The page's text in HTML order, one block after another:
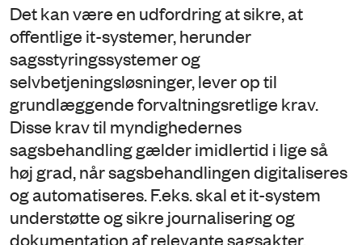
Det kan være en udfordring at sikre, at
offentlige it-systemer, herunder
sagsstyringssystemer og
selvbetjeningsløsninger, lever op til
grundlæggende forvaltningsretlige krav.
Disse krav til myndighedernes
sagsbehandling gælder imidlertid i lige så
høj grad, når sagsbehandlingen digitaliseres
og automatiseres. F.eks. skal et it-system
understøtte og sikre journalisering og
dokumentation af relevante sagsakter,